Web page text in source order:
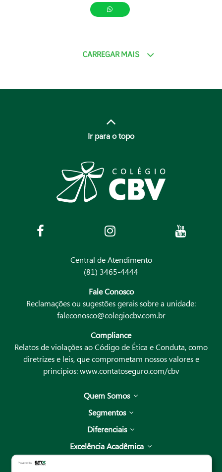
CARREGAR MAIS
Ir para o topo
Central de Atendimento
(81) 3465-4444
Fale Conosco
Reclamações ou sugestões gerais sobre a unidade:
faleconosco@colegiocbv.com.br
Compliance
Relatos de violações ao Código de Ética e Conduta, como
diretrizes e leis, que comprometam nossos valores e
princípios:www.contatoseguro.com/cbv
Quem Somos
Segmentos
Diferenciais
Excelência Acadêmica